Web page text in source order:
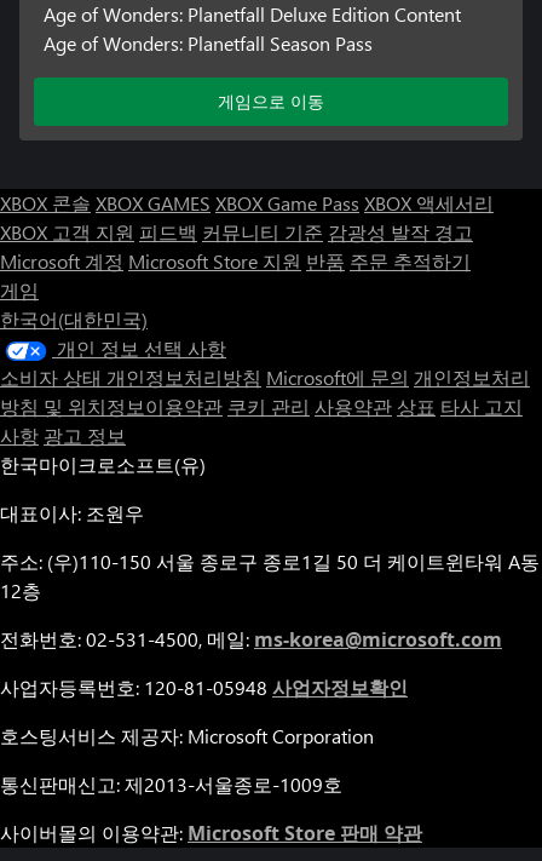
Age of Wonders: Planetfall Deluxe Edition Content
Age of Wonders: Planetfall Season Pass
게임으로 이동
XBOX 콘솔 XBOX GAMES XBOX Game Pass XBOX 액세서리
XBOX 고객 지원 피드백 커뮤니티 기준 감광성 발작 경고
Microsoft 계정 Microsoft Store 지원 반품 주문 추적하기
게임
한국어(대한민국)
개인 정보 선택 사항
소비자 상태 개인정보처리방침 Microsoft에 문의 개인정보처리
방침 및 위치정보이용약관 쿠키 관리 사용약관 상표 타사 고지
사항 광고 정보
한국마이크로소프트(유)
대표이사: 조원우
주소: (우)110-150 서울 종로구 종로1길 50 더 케이트윈타워 A동
12층
전화번호: 02-531-4500, 메일: ms-korea@microsoft.com
사업자등록번호: 120-81-05948 사업자정보확인
호스팅서비스 제공자: Microsoft Corporation
통신판매신고: 제2013-서울종로-1009호
사이버몰의 이용약관: Microsoft Store 판매 약관